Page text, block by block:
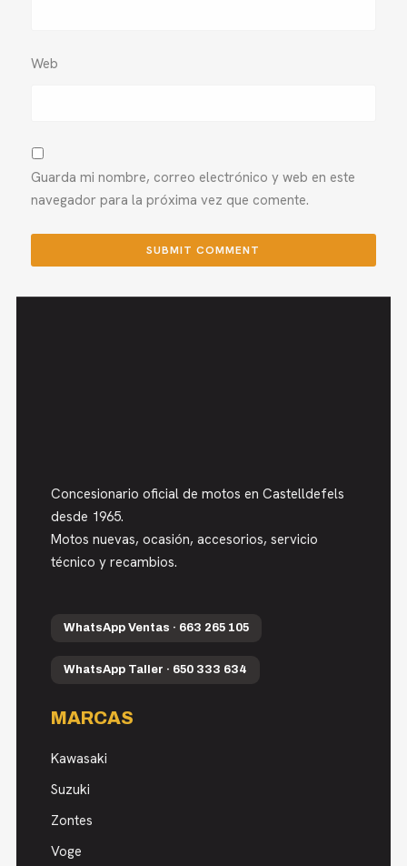
Web
Guarda mi nombre, correo electrónico y web en este
navegador para la próxima vez que comente.
Concesionario oficial de motos en Castelldefels
desde 1965.
Motos nuevas, ocasión, accesorios, servicio
técnico y recambios.
WhatsApp Ventas · 663 265 105
WhatsApp Taller · 650 333 634
MARCAS
Kawasaki
Suzuki
Zontes
Voge